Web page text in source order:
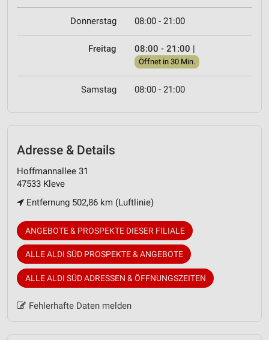
Donnerstag 08:00 - 21:00
Freitag 08:00 - 21:00 |
Öffnet in 30 Min.
Samstag 08:00 - 21:00
Adresse & Details
Hoffmannallee 31
47533 Kleve
Entfernung 502,86 km (Luftlinie)
ANGEBOTE & PROSPEKTE DIESER FILIALE
ALLE ALDI SÜD PROSPEKTE & ANGEBOTE
ALLE ALDI SÜD ADRESSEN & ÖFFNUNGSZEITEN
Fehlerhafte Daten melden